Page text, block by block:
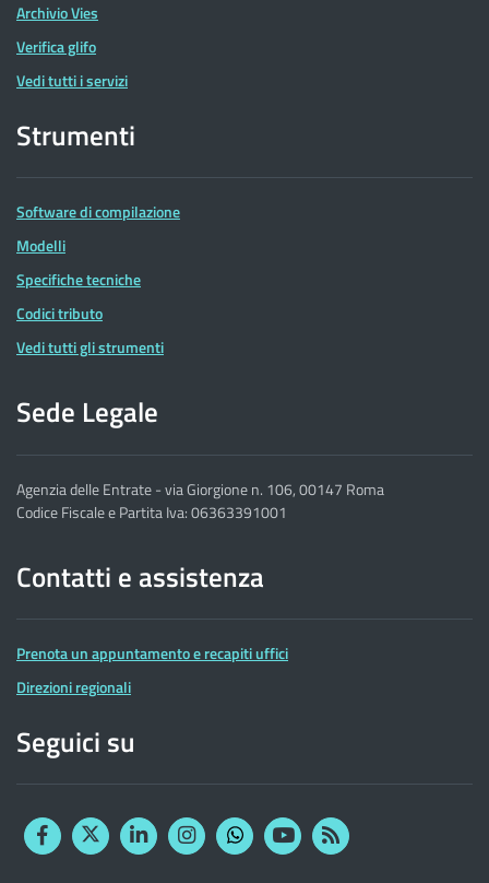
Archivio Vies
Verifica glifo
Vedi tutti i servizi
Strumenti
Software di compilazione
Modelli
Specifiche tecniche
Codici tributo
Vedi tutti gli strumenti
Sede Legale
Agenzia delle Entrate - via Giorgione n. 106, 00147 Roma
Codice Fiscale e Partita Iva: 06363391001
Contatti e assistenza
Prenota un appuntamento e recapiti uffici
Direzioni regionali
Seguici su
FacebookTwitterLinkedinInstagram
YouTubeRSS